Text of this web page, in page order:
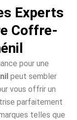
Experts
Coffre-
pour une
peut sembler
vous offrir un
parfaitement
telles que